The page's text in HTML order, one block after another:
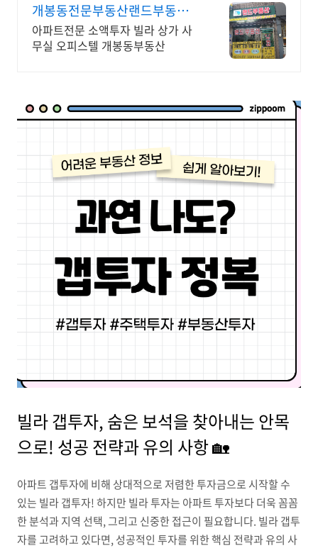
개봉동전문부동산랜드부동산
개봉동 고척동 아파트 전문
아파트전문 소액투자 빌라 상가 사
무실 오피스텔 개봉동부동산
빌라 갭투자, 숨은 보석을 찾아내는 안목
으로! 성공 전략과 유의 사항 🏡
아파트 갭투자에 비해 상대적으로 저렴한 투자금으로 시작할 수
있는 빌라 갭투자!하지만 빌라 투자는 아파트 투자보다 더욱 꼼꼼
한 분석과 지역 선택, 그리고 신중한 접근이 필요합니다. 빌라 갭투
자를 고려하고 있다면, 성공적인 투자를 위한 핵심 전략과 유의 사